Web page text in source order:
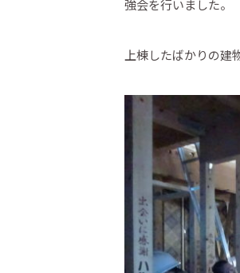
強会を行いました。
上棟したばかりの建